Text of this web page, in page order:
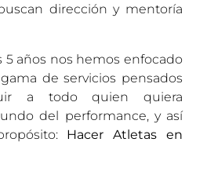
dirección y mentoría
5 años nos hemos enfocado
de servicios pensados
a todo quien quiera
del performance, y así
Hacer Atletas en